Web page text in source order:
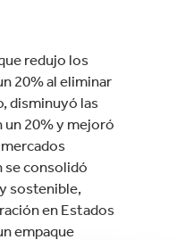
redujo los
20% al eliminar
disminuyó las
un 20% y mejoró
se consolidó
sostenible,
en Estados
empaque